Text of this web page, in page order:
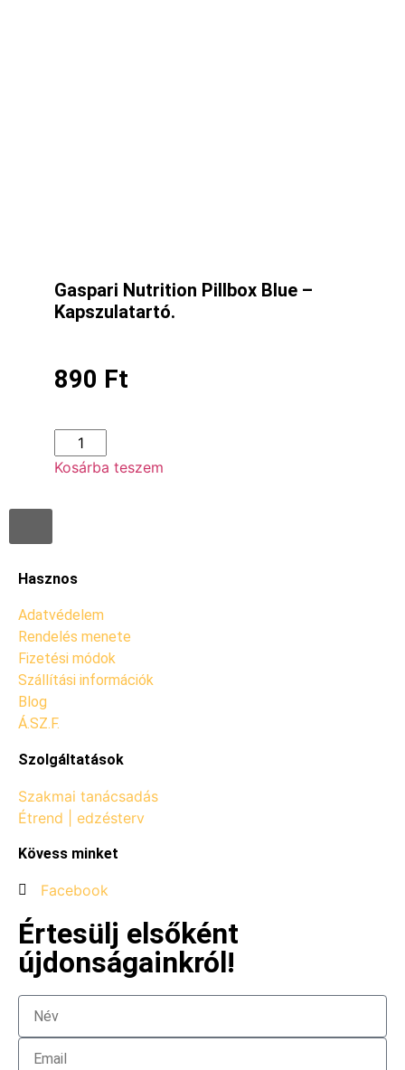
Gaspari Nutrition Pillbox Blue –
Kapszulatartó.
890 Ft
Kosárba teszem
Hasznos
Adatvédelem
Rendelés menete
Fizetési módok
Szállítási információk
Blog
Á.SZ.F.
Szolgáltatások
Szakmai tanácsadás
Étrend | edzésterv
Kövess minket
Facebook
Értesülj elsőként
újdonságainkról!